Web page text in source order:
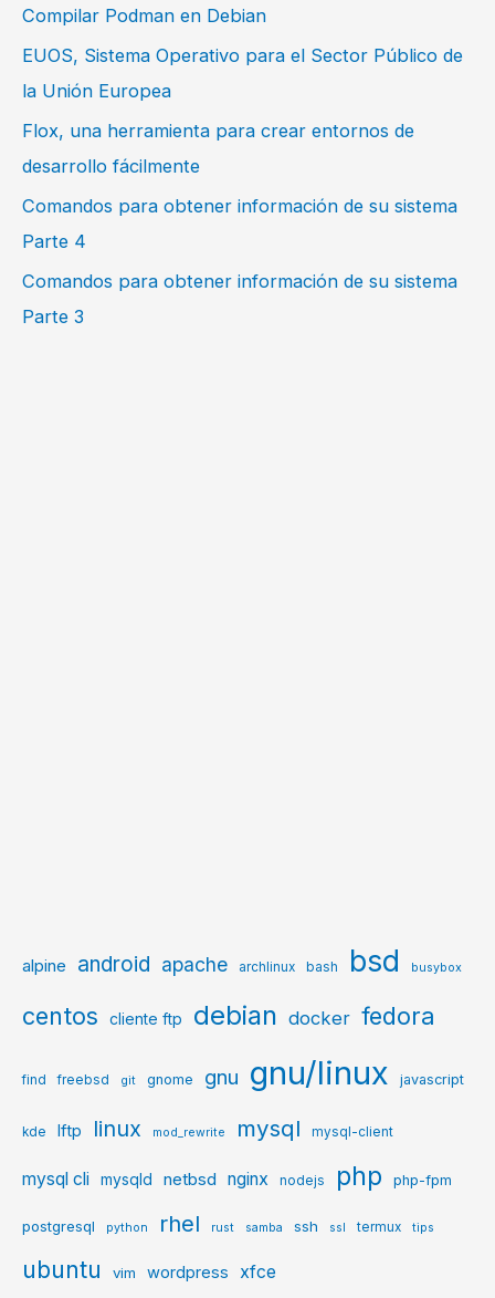
Compilar Podman en Debian
EUOS, Sistema Operativo para el Sector Público de
la Unión Europea
Flox, una herramienta para crear entornos de
desarrollo fácilmente
Comandos para obtener información de su sistema
Parte 4
Comandos para obtener información de su sistema
Parte 3
alpine android apache archlinux bash bsd busybox
centos cliente ftp debian docker fedora
find freebsd git gnome gnu gnu/linux javascript
kde lftp linux mod_rewrite mysql mysql-client
mysql cli mysqld netbsd nginx nodejs php php-fpm
postgresql python rhel rust samba ssh ssl termux tips
ubuntu vim wordpress xfce